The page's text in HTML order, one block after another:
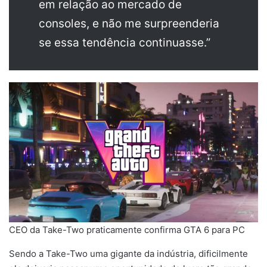
em relação ao mercado de
consoles, e não me surpreenderia
se essa tendência continuasse.”
CEO da Take-Two praticamente confirma GTA 6 para PC
Sendo a Take-Two uma gigante da indústria, dificilmente